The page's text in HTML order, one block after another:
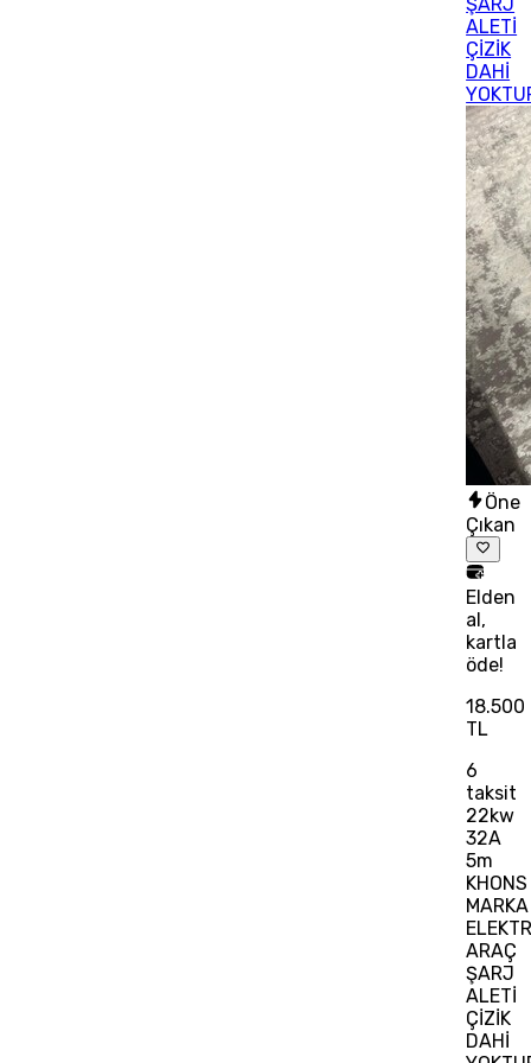
ALETİ
ÇİZİK
DAHİ
Öne
Çıkan
Elden
al,
kartla
öde!
18.500
TL
6
taksit
22kw
32A
5m
KHONS
MARKA
ARAÇ
ŞARJ
ALETİ
ÇİZİK
DAHİ